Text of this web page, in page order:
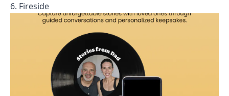
6. Fireside